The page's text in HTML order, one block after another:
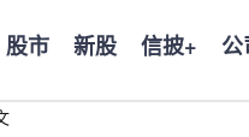
股市 新股 信披+ 公